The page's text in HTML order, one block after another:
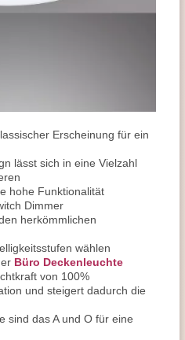
Erscheinung für ein
lässt sich in eine Vielzahl
hohe Funktionalität
Dimmer
herkömmlichen
wählen
Büro Deckenleuchte
von 100%
und steigert dadurch die
sind das A und O für eine